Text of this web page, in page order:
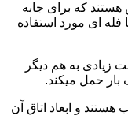
که برای جابه
فله ای مورد استفاده
زیادی به هم دیگر
بار تا 10 تن مناسب هستند و ابعاد اتاق آن